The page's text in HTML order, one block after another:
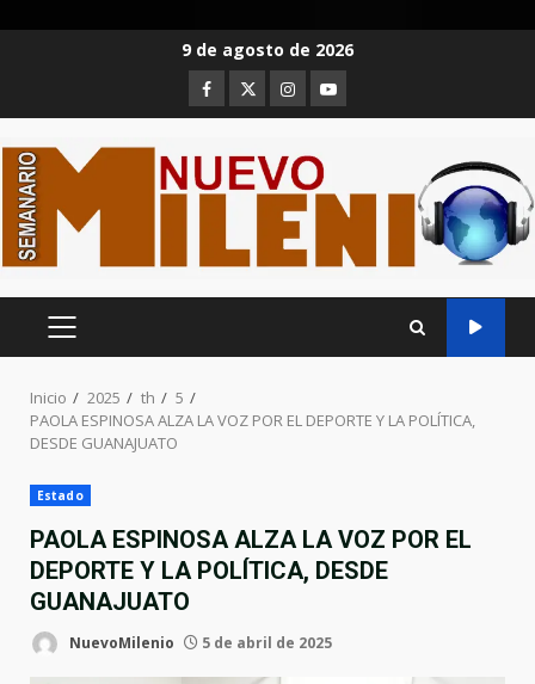
9 de agosto de 2026
Facebook
TwitterInstagram
Youtube
MENÚ
Inicio 2025 th
5
PAOLA ESPINOSA ALZA LA VOZ POR EL DEPORTE Y LA POLÍTICA,
DESDE GUANAJUATO
Estado
PAOLA ESPINOSA ALZA LA VOZ POR EL
DEPORTE Y LA POLÍTICA, DESDE
GUANAJUATO
NuevoMilenio 5 de abril de 2025